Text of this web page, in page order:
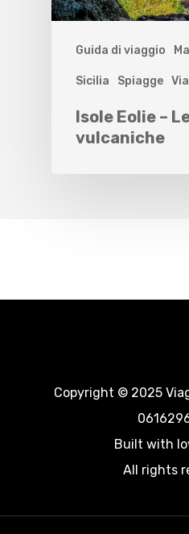
Guida di viaggio
Sicilia Spiagge
Isole Eolie –
vulcaniche
Copyright © 2025
Built with
All rights